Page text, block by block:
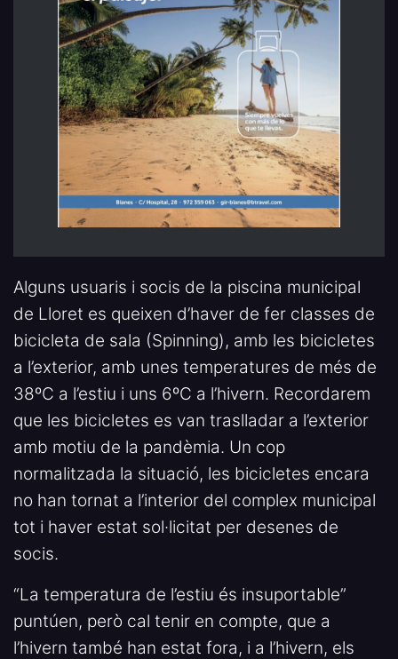
Alguns usuaris i socis de la piscina municipal
de Lloret es queixen d’haver de fer classes de
bicicleta de sala (Spinning), amb les bicicletes
a l’exterior, amb unes temperatures de més de
38ºC a l’estiu i uns 6ºC a l’hivern. Recordarem
que les bicicletes es van traslladar a l’exterior
amb motiu de la pandèmia. Un cop
normalitzada la situació, les bicicletes encara
no han tornat a l’interior del complex municipal
tot i haver estat sol·licitat per desenes de
socis.
“La temperatura de l’estiu és insuportable”
puntúen, però cal tenir en compte, que a
l’hivern també han estat fora, i a l’hivern, els